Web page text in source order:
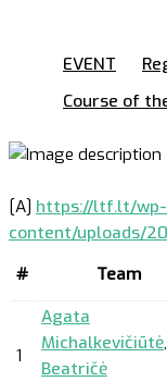
EVENT
Course of
[A] https://ltf.lt/wp-
content/uploads/
#
Team
1
Agata
Michalkevičiūtė,
Beatričė